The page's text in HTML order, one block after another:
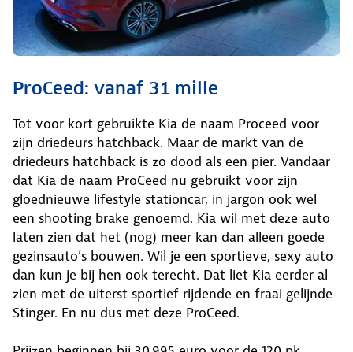
ProCeed: vanaf 31 mille
Tot voor kort gebruikte Kia de naam Proceed voor
zijn driedeurs hatchback. Maar de markt van de
driedeurs hatchback is zo dood als een pier. Vandaar
dat Kia de naam ProCeed nu gebruikt voor zijn
gloednieuwe lifestyle stationcar, in jargon ook wel
een shooting brake genoemd. Kia wil met deze auto
laten zien dat het (nog) meer kan dan alleen goede
gezinsauto’s bouwen. Wil je een sportieve, sexy auto
dan kun je bij hen ook terecht. Dat liet Kia eerder al
zien met de uiterst sportief rijdende en fraai gelijnde
Stinger. En nu dus met deze ProCeed.